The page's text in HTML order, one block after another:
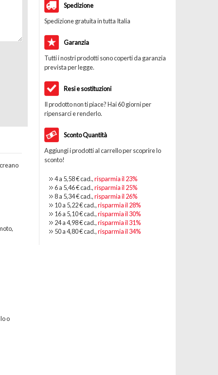
Spedizione
Spedizione gratuita in tutta Italia
Garanzia
Tutti i nostri prodotti sono coperti da garanzia
prevista per legge.
Resi e sostituzioni
Il prodotto non ti piace? Hai 60 giorni per
ripensarci e renderlo.
Sconto Quantità
Aggiungi i prodotti al carrello per scoprire lo
sconto!
4 a 5,58 €cad.,risparmia il 23%
6 a 5,46 €cad.,risparmia il 25%
8 a 5,34 €cad.,risparmia il 26%
10 a 5,22 €cad.,risparmia il 28%
16 a 5,10 €cad.,risparmia il 30%
24 a4,98 €cad.,risparmia il 31%
50 a4,80 €cad.,risparmia il 34%
o